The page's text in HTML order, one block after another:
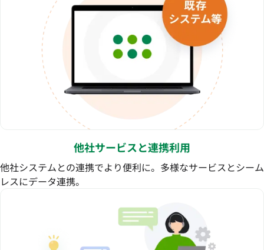
他社サービスと連携利用
他社システムとの連携でより便利に。多様なサービスとシーム
レスにデータ連携。